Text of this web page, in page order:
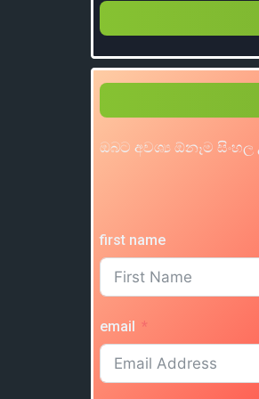
ඔබට අවශ්‍ය ඕනෑම
first name
email